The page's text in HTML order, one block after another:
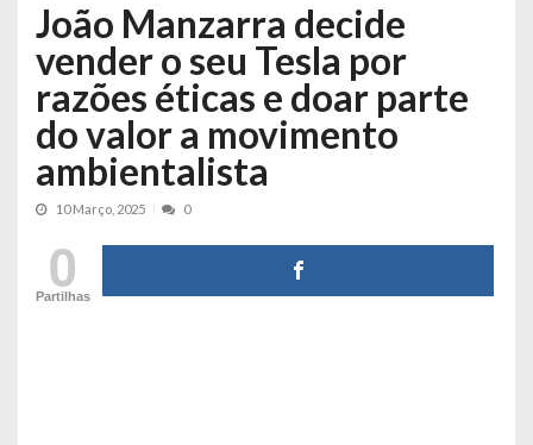
João Manzarra decide
vender o seu Tesla por
razões éticas e doar parte
do valor a movimento
ambientalista
10 Março, 2025 0
0
Partilhas